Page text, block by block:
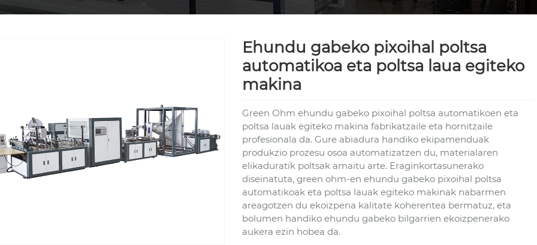
Ehundu gabeko pixoihal poltsa
automatikoa eta poltsa laua egiteko
makina
Green Ohm ehundu gabeko pixoihal poltsa automatikoen eta
poltsa lauak egiteko makina fabrikatzaile eta hornitzaile
profesionala da. Gure abiadura handiko ekipamenduak
produkzio prozesu osoa automatizatzen du, materialaren
elikaduratik poltsak amaitu arte. Eraginkortasunerako
diseinatuta, green ohm-en ehundu gabeko pixoihal poltsa
automatikoak eta poltsa lauak egiteko makinak nabarmen
areagotzen du ekoizpena kalitate koherentea bermatuz, eta
bolumen handiko ehundu gabeko bilgarrien ekoizpenerako
aukera ezin hobea da.